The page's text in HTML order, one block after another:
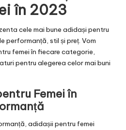
în 2023
cele mai bune adidași pentru
performanță, stil și preț. Vom
femei în fiecare categorie,
pentru alegerea celor mai buni
Femei în
adidașii pentru femei